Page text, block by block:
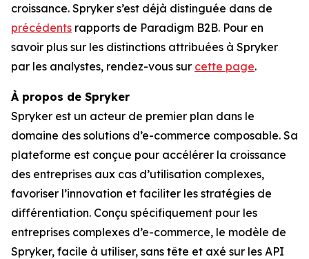
croissance. Spryker s’est déjà distinguée dans de
précédents rapports de Paradigm B2B. Pour en
savoir plus sur les distinctions attribuées à Spryker
par les analystes, rendez-vous sur cette page.
À propos de Spryker
Spryker est un acteur de premier plan dans le
domaine des solutions d’e-commerce composable. Sa
plateforme est conçue pour accélérer la croissance
des entreprises aux cas d’utilisation complexes,
favoriser l’innovation et faciliter les stratégies de
différentiation. Conçu spécifiquement pour les
entreprises complexes d’e-commerce, le modèle de
Spryker, facile à utiliser, sans tête et axé sur les API